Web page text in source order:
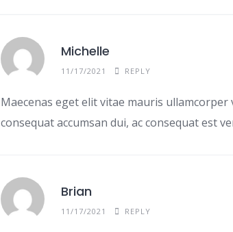
Michelle
11/17/2021 REPLY
Maecenas eget elit vitae mauris
consequat accumsan dui, ac consequat est
Brian
11/17/2021 REPLY